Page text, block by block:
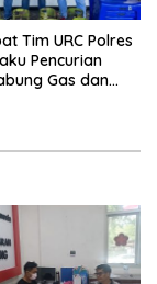
Tim URC Polres
Pencurian
Gas dan